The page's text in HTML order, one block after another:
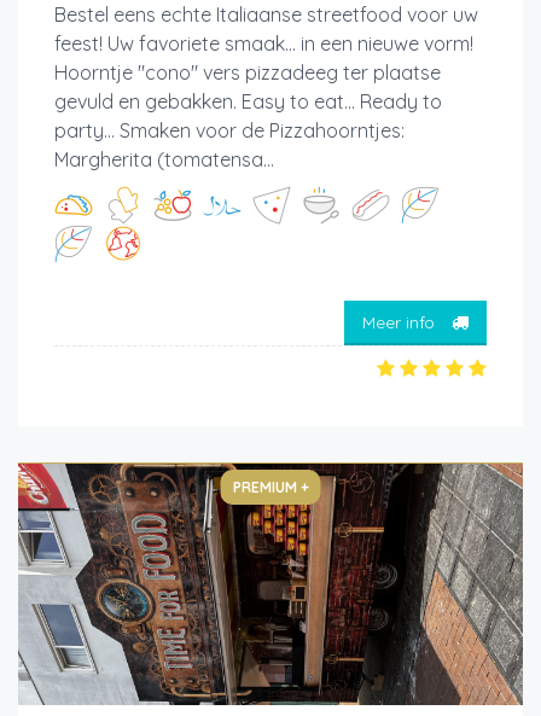
Bestel eens echte Italiaanse streetfood voor uw
feest! Uw favoriete smaak... in een nieuwe vorm!
Hoorntje "cono" vers pizzadeeg ter plaatse
gevuld en gebakken. Easy to eat... Ready to
party... Smaken voor de Pizzahoorntjes:
Margherita (tomatensa...
Meer info
PREMIUM +